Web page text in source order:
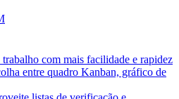
trabalho com mais facilidade e rapidez
entre quadro Kanban, gráfico de